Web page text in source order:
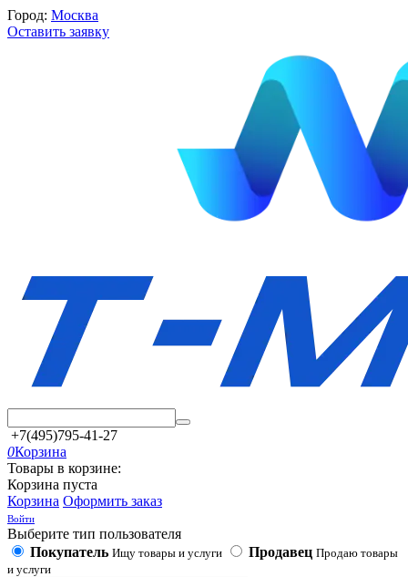
Город: Москва
Оставить заявку
+7(495)795-41-27
0Корзина
Товары в корзине:
Корзина пуста
Корзина Оформить заказ
Войти
Выберите тип пользователя
Покупатель Ищу товары и услуги Продавец Продаю товары
и услуги